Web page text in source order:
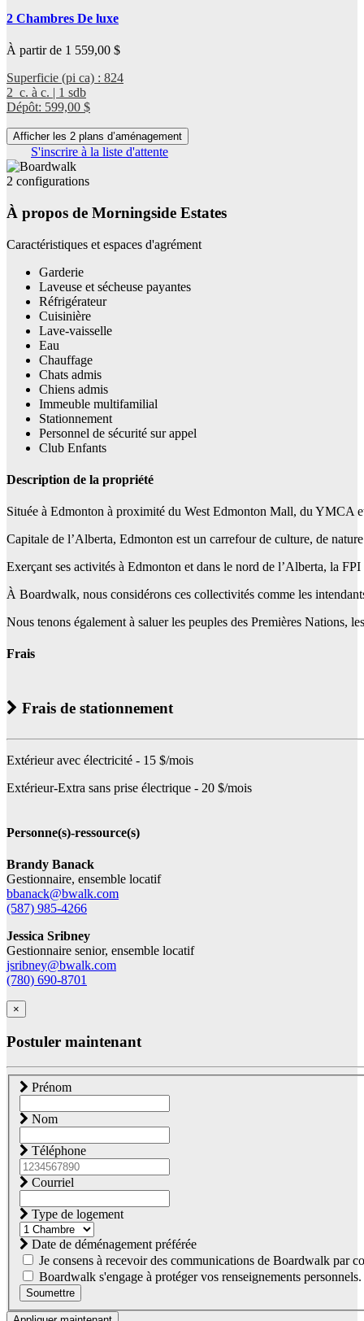
2 Chambres De luxe
À partir de 1 559,00 $
Superficie (pi ca) : 824
2 c. à c. | 1 sdb
Dépôt: 599,00 $
Afficher les 2 plans d’aménagement
S'inscrire à la liste d'attente
2 configurations
À propos de Morningside Estates
Caractéristiques et espaces d'agrément
Garderie
Laveuse et sécheuse payantes
Réfrigérateur
Cuisinière
Lave-vaisselle
Eau
Chauffage
Chats admis
Chiens admis
Immeuble multifamilial
Stationnement
Personnel de sécurité sur appel
Club Enfants
Description de la propriété
Située à Edmonton à proximité du West Edmonton Mall, du YMCA
Capitale de l’Alberta, Edmonton est un carrefour de culture, de
Exerçant ses activités à Edmonton et dans le nord de l’Alberta, la
À Boardwalk, nous considérons ces collectivités comme les
Nous tenons également à saluer les peuples des Premières Nations,
Frais
Frais de stationnement
Extérieur avec électricité - 15 $/mois
Extérieur-Extra sans prise électrique - 20 $/mois
Personne(s)-ressource(s)
Brandy Banack
Gestionnaire, ensemble locatif
bbanack@bwalk.com
(587) 985-4266
Jessica Sribney
Gestionnaire senior, ensemble locatif
jsribney@bwalk.com
(780) 690-8701
×
Postuler maintenant
Prénom
Nom
Téléphone
Courriel
Type de logement
Date de déménagement préférée
Je consens à recevoir des communications de Boardwalk par
Boardwalk s'engage à protéger vos renseignements
Soumettre